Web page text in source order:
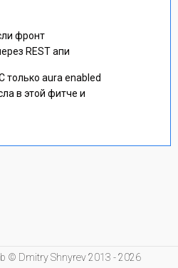
фронт
REST апи
только aura enabled
в этой фитче и
© Dmitry Shnyrev 2013 - 2026